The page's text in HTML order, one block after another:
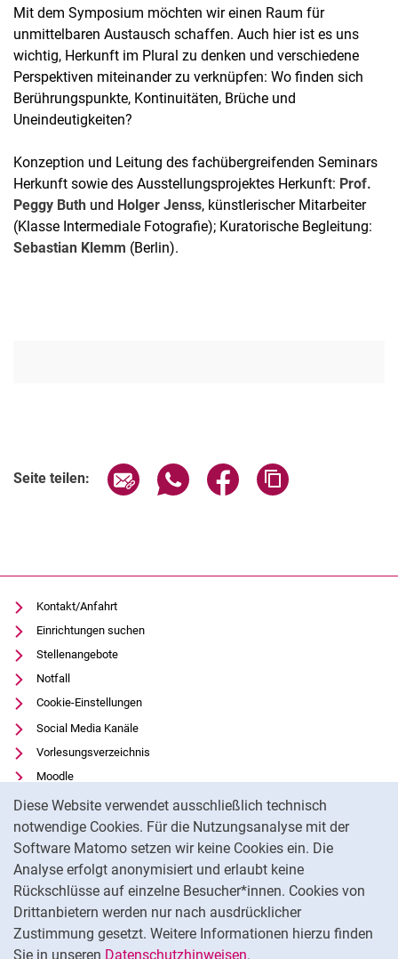
Diese Website verwendet ausschließlich technisch
notwendige Cookies. Für die Nutzungsanalyse mit der
Software Matomo setzen wir keine Cookies ein. Die
Analyse erfolgt anonymisiert und erlaubt keine
Rückschlüsse auf einzelne Besucher*innen. Cookies von
Drittanbietern werden nur nach ausdrücklicher
Zustimmung gesetzt. Weitere Informationen hierzu finden
Sie in unseren Datenschutzhinweisen.
Mit dem Symposium möchten wir einen Raum für
unmittelbaren Austausch schaffen. Auch hier ist es uns
wichtig, Herkunft im Plural zu denken und verschiedene
Perspektiven miteinander zu verknüpfen: Wo finden sich
Berührungspunkte, Kontinuitäten, Brüche und
Uneindeutigkeiten?
Konzeption und Leitung des fachübergreifenden Seminars
Herkunft sowie des Ausstellungsprojektes Herkunft: Prof.
Peggy Buth und Holger Jenss, künstlerischer Mitarbeiter
(Klasse Intermediale Fotografie); Kuratorische Begleitung:
Sebastian Klemm (Berlin).
Seite teilen: Seite über E-Mail teilen
Seite über WhatsApp teilen
Seite über Facebook
Kontakt/Anfahrt
Einrichtungen suchen
Stellenangebote
Notfall
Cookie-Einstellungen
Social Media Kanäle
Vorlesungsverzeichnis
Moodle
Panopto
Universitätsbibliothek
Datenschutz
Barrierefreiheit
Transparenter KI-Einsatz